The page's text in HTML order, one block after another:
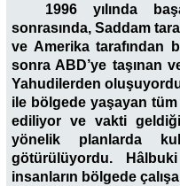
1996 yılında
sonrasında, Saddam
ve Amerika tarafından
sonra ABD’ye taşınan
Yahudilerden
ile bölgede yaşayan
ediliyor ve vakti
yönelik planlarda
götürülüyordu.
insanların bölgede